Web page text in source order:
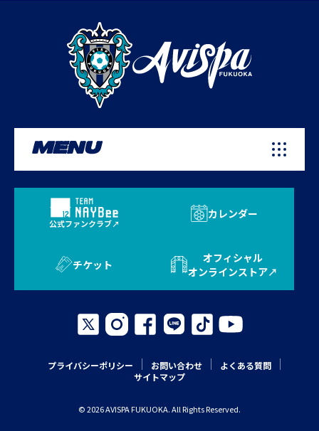
MENU
公式ファンクラブ
カレンダー
チケット
オフィシャル
オンラインストア
プライバシーポリシー お問い合わせ
よくある質問
サイトマップ
© 2026 AVISPA FUKUOKA. All Rights Reserved.